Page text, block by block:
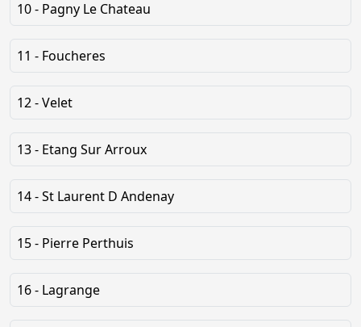
10 - Pagny Le Chateau
11 - Foucheres
12 - Velet
13 - Etang Sur Arroux
14 - St Laurent D Andenay
15 - Pierre Perthuis
16 - Lagrange